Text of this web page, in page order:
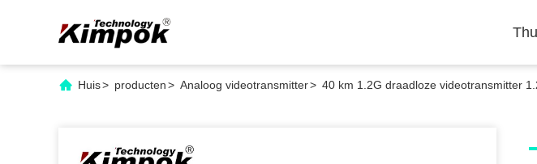
Huis> producten> Analoog videotransmitter> 40 km 1.2G draadloze videotransmitter